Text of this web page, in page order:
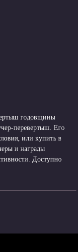
годовщины
перевертыш. Его
или купить в
и награды
Доступно